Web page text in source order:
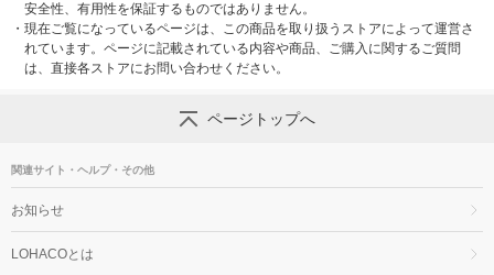
安全性、有用性を保証するものではありません。
・ 現在ご覧になっているページは、この商品を取り扱うストアによって運営さ
れています。ページに記載されている内容や商品、ご購入に関するご質問
は、直接各ストアにお問い合わせください。
ページトップへ
関連サイト・ヘルプ・その他
お知らせ
LOHACOとは